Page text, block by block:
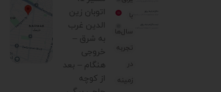
با
سال‌ها
تجربه
در
زمینه
اتوبان زین
الدین غرب
به شرق –
خروجی
هنگام – بعد
از کوچه